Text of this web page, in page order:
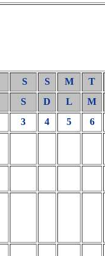
S S M
T
S D L
M
3 4 5 6